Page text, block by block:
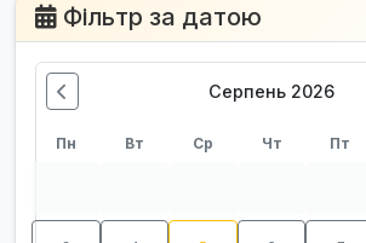
Фільтр за датою
Серпень 2026
Пн Вт Ср Чт Пт